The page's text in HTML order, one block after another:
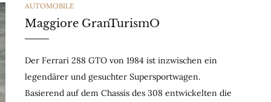
CATEGORIES
AUTOMOBILE
Maggiore GranTurismO
Der Ferrari 288 GTO von 1984 ist inzwischen ein
legendärer und gesuchter Supersportwagen.
Basierend auf dem Chassis des 308 entwickelten die